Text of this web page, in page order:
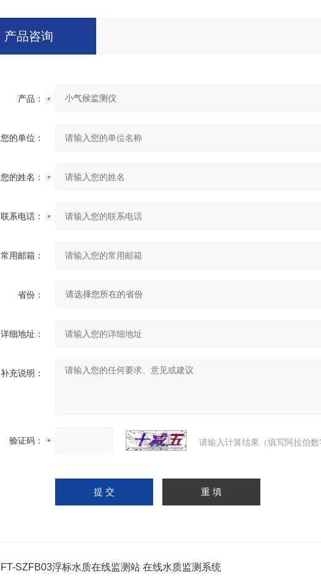
产品咨询
产品：
您的单位：
您的姓名：
联系电话：
常用邮箱：
省份：
详细地址：
补充说明：
验证码： 请输入计算结果（填写阿拉伯
FT-SZFB03浮标水质在线监测站 在线水质监测系统